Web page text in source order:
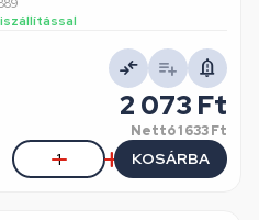
2 073 Ft
Nettó1 633 Ft
KOSÁRBA